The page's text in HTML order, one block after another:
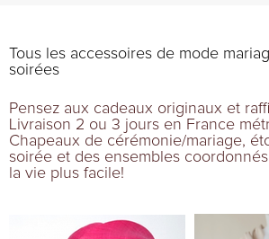
Tous les accessoires de mode
soirées
Pensez aux cadeaux originaux et
Livraison 2 ou 3 jours en France
Chapeaux de cérémonie/mariage,
soirée et des ensembles
la vie plus facile!